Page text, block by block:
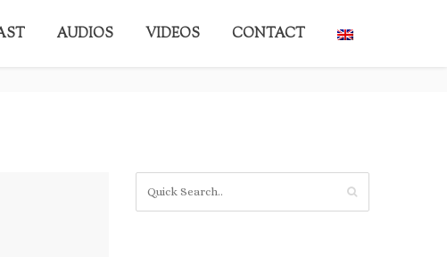
AUDIOS VIDEOS CONTACT